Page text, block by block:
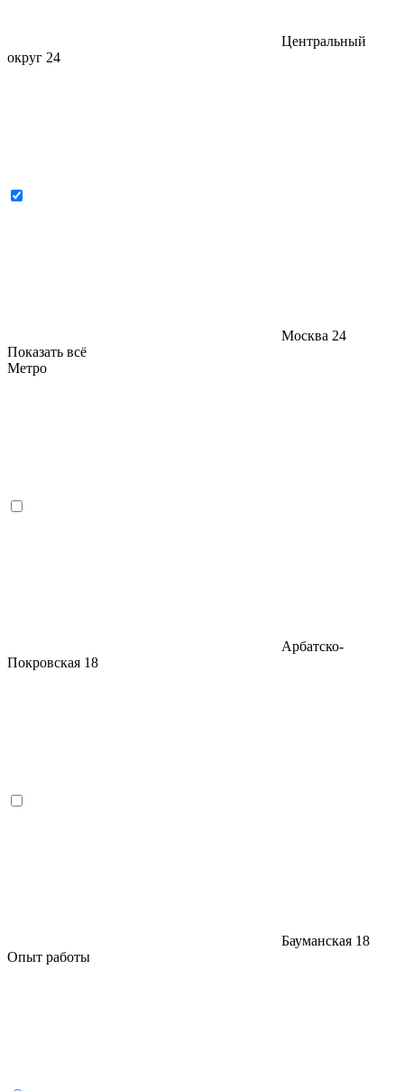
Центральный
округ 24
Москва 24
Показать всё
Метро
Арбатско-
Покровская 18
Бауманская 18
Опыт работы